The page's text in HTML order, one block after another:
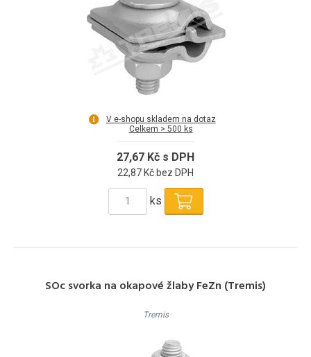
V e-shopu skladem na dotaz
Celkem > 500 ks
27,67 Kč s DPH
22,87 Kč bez DPH
ks
SOc svorka na okapové žlaby FeZn (Tremis)
Tremis